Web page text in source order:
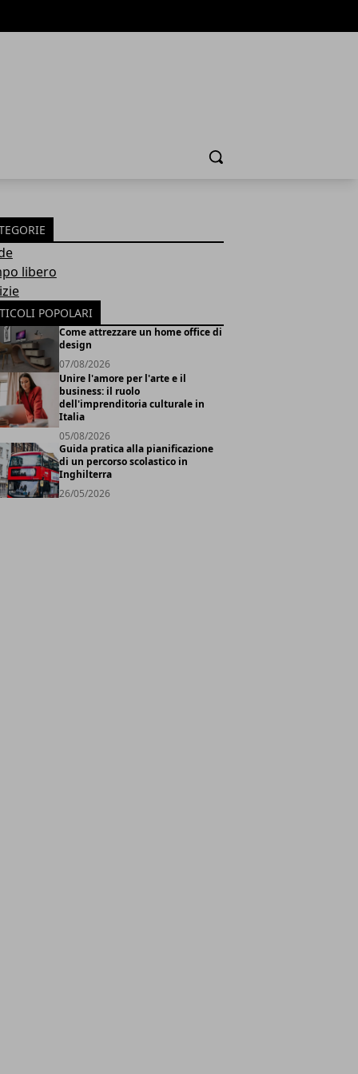
Cerca
libero
POPOLARI
Come attrezzare un home office di
design
07/08/2026
Unire l'amore per l'arte e il
business: il ruolo
dell'imprenditoria culturale in
Italia
05/08/2026
Guida pratica alla pianificazione
di un percorso scolastico in
Inghilterra
26/05/2026